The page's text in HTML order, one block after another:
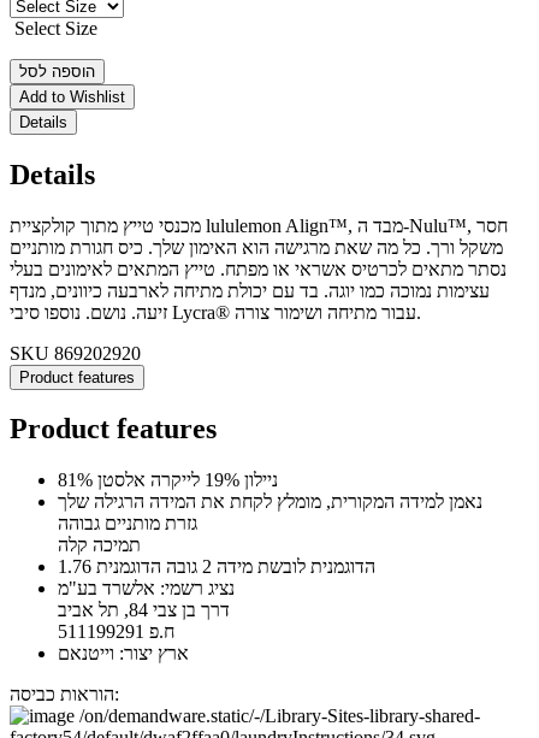
Select Size
הוספה לסל
Add to Wishlist
Details
Details
מכנסי טייץ מתוך קולקציית lululemon Align™, מבד ה-Nulu™, חסר
משקל ורך. כל מה שאת מרגישה הוא האימון שלך. כיס חגורת מותניים
נסתר מתאים לכרטיס אשראי או מפתח. טייץ המתאים לאימונים בעלי
עצימות נמוכה כמו יוגה. בד עם יכולת מתיחה לארבעה כיוונים, מנדף
זיעה. נושם. נוספו סיבי Lycra® עבור מתיחה ושימור צורה.
SKU 869202920
Product features
Product features
81% ניילון 19% לייקרה אלסטן
נאמן למידה המקורית, מומלץ לקחת את המידה הרגילה שלך
גזרת מותניים גבוהה
תמיכה קלה
הדוגמנית לובשת מידה 2 גובה הדוגמנית 1.76
נציג רשמי: אלשרד בע"מ
דרך בן צבי 84, תל אביב
ח.פ 511199291
ארץ יצור: וייטנאם
הוראות כביסה: